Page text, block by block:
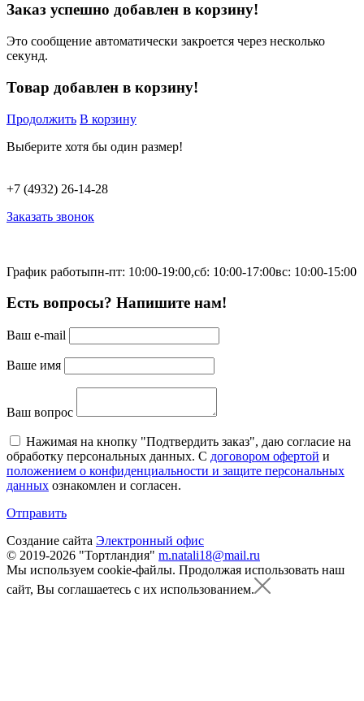
Заказ успешно добавлен в корзину!
Это сообщение автоматически закроется через несколько
секунд.
Товар добавлен в корзину!
Продолжить В корзину
Выберите хотя бы один размер!
+7 (4932) 26-14-28
Заказать звонок
График работыпн-пт: 10:00-19:00,сб: 10:00-17:00вс: 10:00-15:00
Есть вопросы? Напишите нам!
Ваш e-mail
Ваше имя
Ваш вопрос
Нажимая на кнопку "Подтвердить заказ", даю согласие на
обработку персональных данных. С договором офертой и
положением о конфиденциальности и защите персональных
данных ознакомлен и согласен.
Отправить
Создание сайта Электронный офис
© 2019-2026 "Тортландия" m.natali18@mail.ru
Мы используем cookie-файлы. Продолжая использовать наш
сайт, Вы соглашаетесь с их использованием.